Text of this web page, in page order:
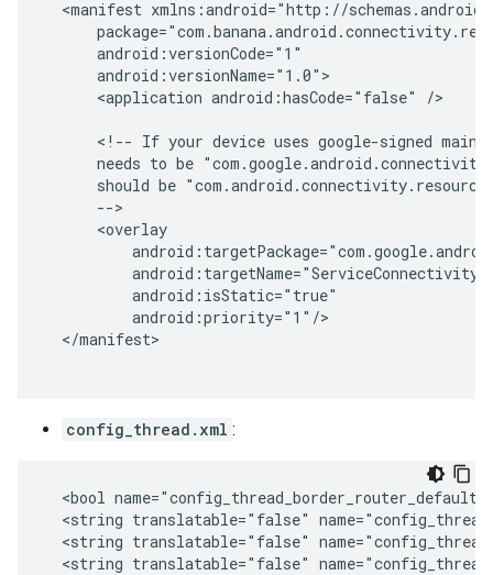
<manifest xmlns:android="http://
      android:versionCode="1"
      android:versionName="1.0">
      <application android:hasCode="false" />
<!-- If your device uses google-signed
needs to be
should be
      -->
      <overlay
          android:isStatic="true"
          android:priority="1"/>
  </manifest>
config_thread.xml :
<bool
<string translatable="false"
<string translatable="false"
<string translatable="false"